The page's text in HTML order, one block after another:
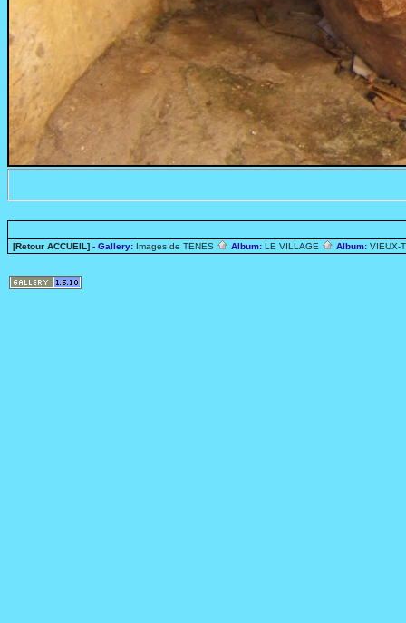
[Retour ACCUEIL] - Gallery: Images de TENES Album: LE VILLAGE Album: VIEUX-